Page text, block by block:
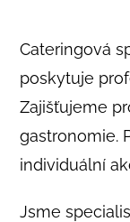
Cateringová
poskytuje
Zajišťujeme
gastronomie.
individuální
Jsme